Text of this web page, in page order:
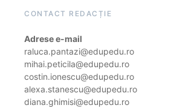
CONTACT REDACȚIE
Adrese e-mail
raluca.pantazi@edupedu.ro
mihai.peticila@edupedu.ro
costin.ionescu@edupedu.ro
alexa.stanescu@edupedu.ro
diana.ghimisi@edupedu.ro